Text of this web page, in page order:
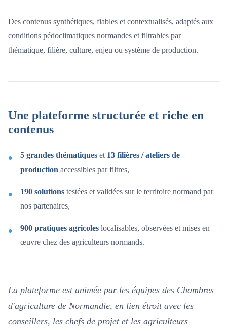
Des contenus synthétiques, fiables et contextualisés, adaptés aux
conditions pédoclimatiques normandes et filtrables par
thématique, filière, culture, enjeu ou système de production.
Une plateforme structurée et riche en
contenus
5 grandes thématiques et 13 filières / ateliers de
production accessibles par filtres,
190 solutions testées et validées sur le territoire normand par
nos partenaires,
900 pratiques agricoles localisables, observées et mises en
œuvre chez des agriculteurs normands.
La plateforme est animée par les équipes des Chambres
d'agriculture de Normandie, en lien étroit avec les
conseillers, les chefs de projet et les agriculteurs